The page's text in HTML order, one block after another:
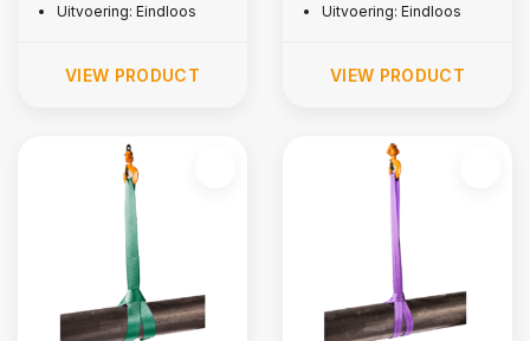
Uitvoering: Eindloos
VIEW PRODUCT
Uitvoering: Eindloos
VIEW PRODUCT